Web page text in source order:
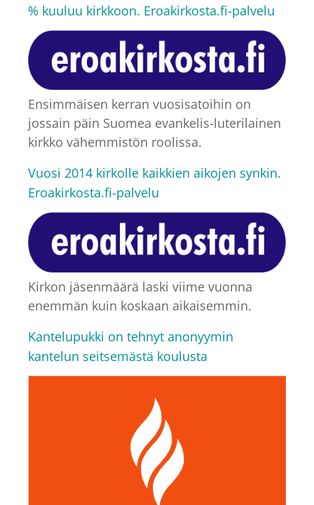
% kuuluu kirkkoon. Eroakirkosta.fi-palvelu
Ensimmäisen kerran vuosisatoihin on
jossain päin Suomea evankelis-luterilainen
kirkko vähemmistön roolissa.
Vuosi 2014 kirkolle kaikkien aikojen synkin.
Eroakirkosta.fi-palvelu
Kirkon jäsenmäärä laski viime vuonna
enemmän kuin koskaan aikaisemmin.
Kantelupukki on tehnyt anonyymin
kantelun seitsemästä koulusta